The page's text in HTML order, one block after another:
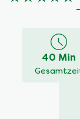
Keine
abgegeben40 Min